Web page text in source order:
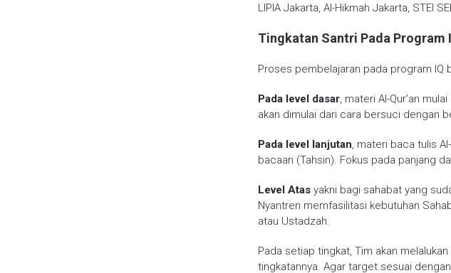
LIPIA Jakarta, Al-Hikmah Jakarta, STEI
Tingkatan Santri Pada Program
Proses pembelajaran pada program IQ
Pada level dasar, materi Al-Qur’an
akan dimulai dari cara bersuci dengan
Pada level lanjutan, materi baca tulis
bacaan (Tahsin). Fokus pada panjang
Level Atasyakni bagi sahabat yang
Nyantren memfasilitasi kebutuhan
atau Ustadzah.
Pada setiap tingkat, Tim akan melalukan
tingkatannya. Agar target sesuai